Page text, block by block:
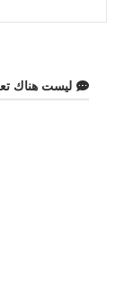
ليست هناك